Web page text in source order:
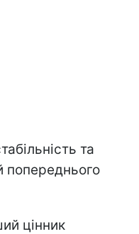
та
попереднього
цінник